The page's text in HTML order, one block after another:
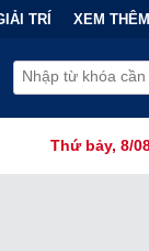
TRÍ XEM
Thứ bảy, 8/
Sau "Cơn Sốt" Trà